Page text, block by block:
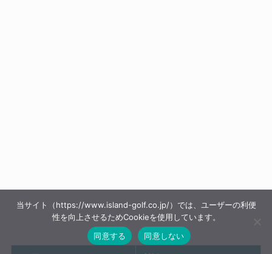
当サイト（https://www.island-golf.co.jp/）では、ユーザーの利便
性を向上させるためCookieを使用しています。
同意する
同意しない